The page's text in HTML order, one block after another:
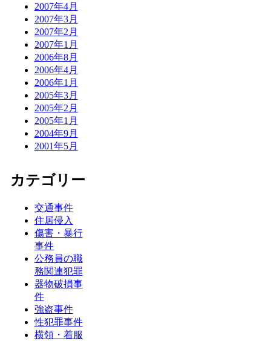
2007年4月
2007年3月
2007年2月
2007年1月
2006年8月
2006年4月
2006年1月
2005年3月
2005年2月
2005年1月
2004年9月
2001年5月
カテゴリー
交通事件
住居侵入
傷害・暴行
事件
公務員の職
務関連犯罪
器物破損事
件
強盗事件
性犯罪事件
横領・着服